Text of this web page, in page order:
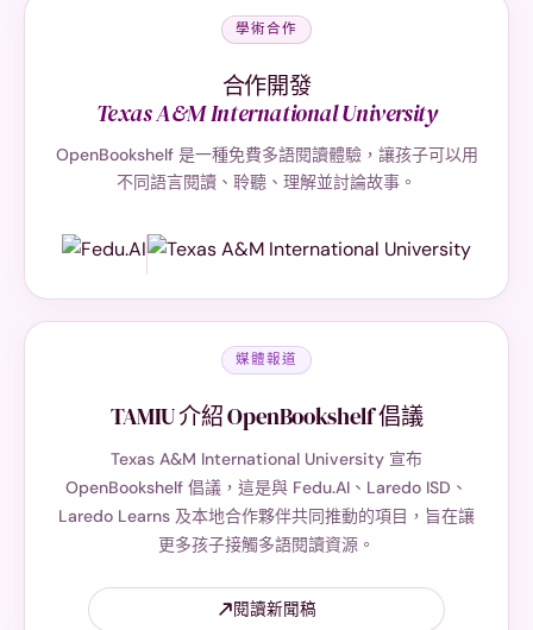
學術合作
合作開發
Texas A&M International University
OpenBookshelf 是一種免費多語閱讀體驗，讓孩子可以用
不同語言閱讀、聆聽、理解並討論故事。
媒體報道
TAMIU 介紹 OpenBookshelf 倡議
Texas A&M International University 宣布
OpenBookshelf 倡議，這是與 Fedu.AI、Laredo ISD、
Laredo Learns 及本地合作夥伴共同推動的項目，旨在讓
更多孩子接觸多語閱讀資源。
閱讀新聞稿